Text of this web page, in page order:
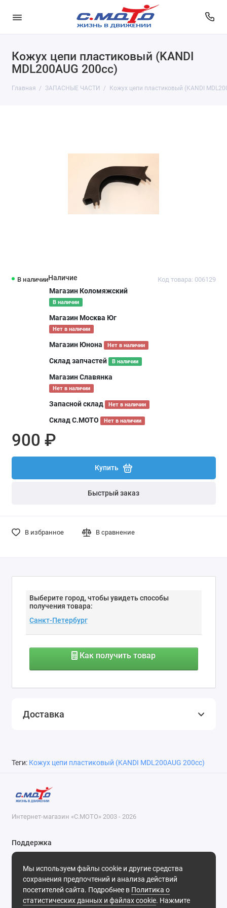
Кожух цепи пластиковый (KANDI
MDL200AUG 200cc)
Главная ЗАПАСНЫЕ ЧАСТИ Кожух цепи пластиковый (KANDI
В наличии Код товара: 006129
Наличие
Магазин Коломяжский
В наличии
Магазин Москва Юг
Нет в наличии
Магазин Юнона Нет в наличии
Склад запчастей В наличии
Магазин Славянка
Нет в наличии
Запасной склад Нет в наличии
Склад С.МОТО Нет в наличии
900 ₽
Купить
Быстрый заказ
В избранное В сравнение
Выберите город, чтобы увидеть способы
получения товара:
Как получить товар
Доставка
Теги: Кожух цепи пластиковый (KANDI MDL200AUG 200cc)
Мы используем файлы cookie и другие средства
сохранения предпочтений и анализа действий
посетителей сайта. Подробнее в Политика о
статистических данных и файлах cookie. Нажмите
Интернет-магазин «С.МОТО» 2003 - 2026
Поддержка
8-800-55-00-327
Будни, с 09-30 до 18-30
Мы в сети